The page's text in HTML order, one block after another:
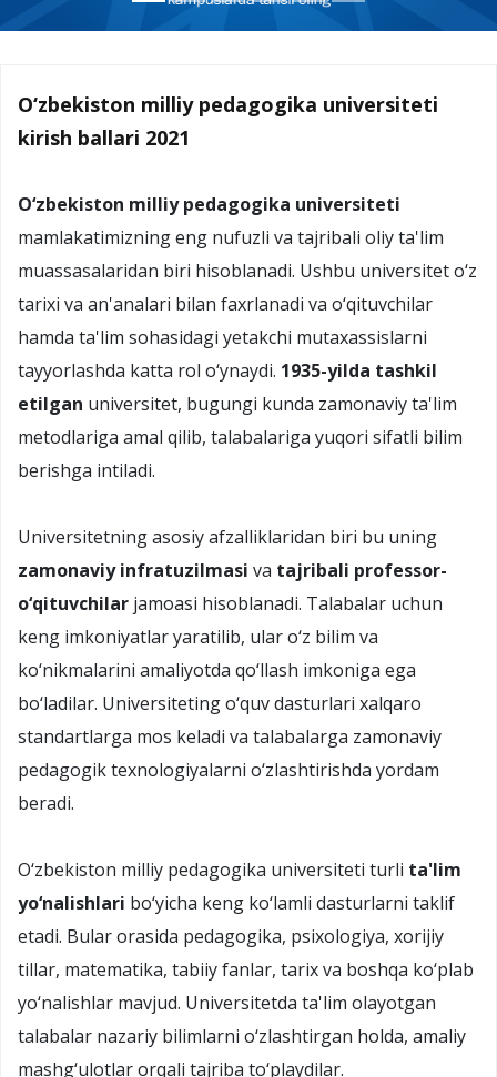
O‘zbekiston milliy pedagogika universiteti
kirish ballari 2021
O‘zbekiston milliy pedagogika universiteti
mamlakatimizning eng nufuzli va tajribali oliy ta'lim
muassasalaridan biri hisoblanadi. Ushbu universitet o‘z
tarixi va an'analari bilan faxrlanadi va o‘qituvchilar
hamda ta'lim sohasidagi yetakchi mutaxassislarni
tayyorlashda katta rol o‘ynaydi. 1935-yilda tashkil
etilgan universitet, bugungi kunda zamonaviy ta'lim
metodlariga amal qilib, talabalariga yuqori sifatli bilim
berishga intiladi.
Universitetning asosiy afzalliklaridan biri bu uning
zamonaviy infratuzilmasi va tajribali professor-
o‘qituvchilar jamoasi hisoblanadi. Talabalar uchun
keng imkoniyatlar yaratilib, ular o‘z bilim va
ko‘nikmalarini amaliyotda qo‘llash imkoniga ega
bo‘ladilar. Universiteting o‘quv dasturlari xalqaro
standartlarga mos keladi va talabalarga zamonaviy
pedagogik texnologiyalarni o‘zlashtirishda yordam
beradi.
O‘zbekiston milliy pedagogika universiteti turli ta'lim
yo‘nalishlari bo‘yicha keng ko‘lamli dasturlarni taklif
etadi. Bular orasida pedagogika, psixologiya, xorijiy
tillar, matematika, tabiiy fanlar, tarix va boshqa ko‘plab
yo‘nalishlar mavjud. Universitetda ta'lim olayotgan
talabalar nazariy bilimlarni o‘zlashtirgan holda, amaliy
mashg‘ulotlar orqali tajriba to‘playdilar.